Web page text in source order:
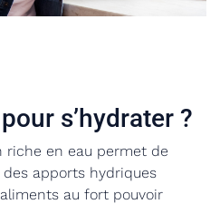
s’hydrater ?
en eau permet de
apports hydriques
au fort pouvoir